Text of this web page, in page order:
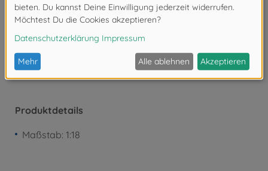
Achtung!Nicht geeignet für Kinder unter 3
Jahren. Erstickungsgefahr durch Kleinteile.
Produktdetails
Maßstab: 1:18